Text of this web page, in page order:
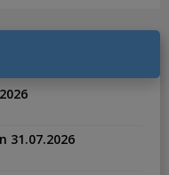
31.07.2026